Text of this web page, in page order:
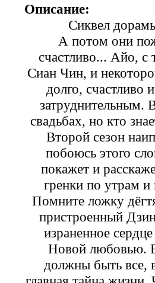
Описание:
Сиквел
А потом они
счастливо... Айо, с
Сиан Чин, и
долго, счастливо
затруднительным.
свадьбах, но кто
Второй сезон
побоюсь этого
покажет и
гренки по утрам
Помните ложку
пристроенный
израненное
Новой любовью.
должны быть все,